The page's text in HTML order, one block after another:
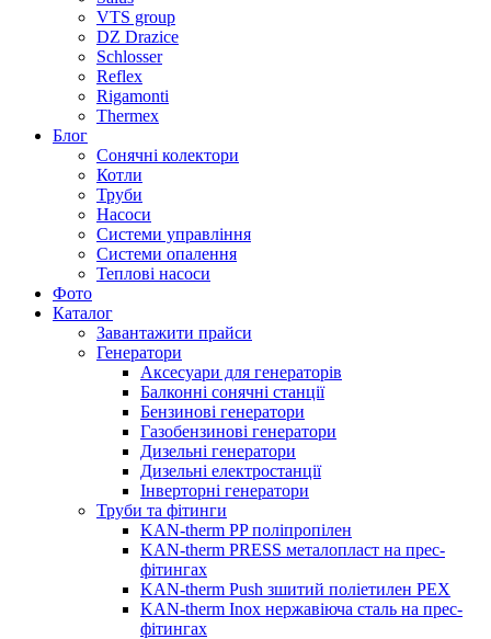
VTS group
DZ Drazice
Schlosser
Reflex
Rigamonti
Thermex
Блог
Сонячні колектори
Котли
Труби
Насоси
Системи управління
Системи опалення
Теплові насоси
Фото
Каталог
Завантажити прайси
Генератори
Аксесуари для генераторів
Балконні сонячні станції
Бензинові генератори
Газобензинові генератори
Дизельні генератори
Дизельні електростанції
Інверторні генератори
Труби та фітинги
KAN-therm PP поліпропілен
KAN-therm PRESS металопласт на прес-
фітингах
KAN-therm Push зшитий поліетилен PEX
KAN-therm Inox нержавіюча сталь на прес-
фітингах